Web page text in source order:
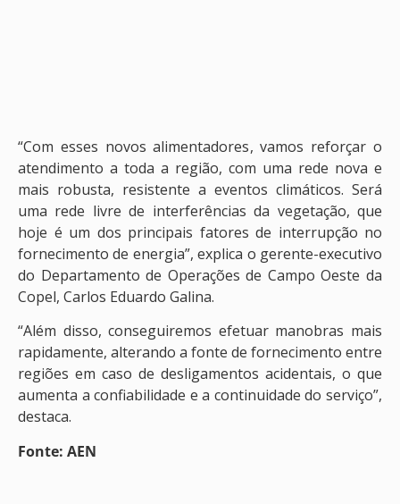
“Com esses novos alimentadores, vamos reforçar o
atendimento a toda a região, com uma rede nova e
mais robusta, resistente a eventos climáticos. Será
uma rede livre de interferências da vegetação, que
hoje é um dos principais fatores de interrupção no
fornecimento de energia”, explica o gerente-executivo
do Departamento de Operações de Campo Oeste da
Copel, Carlos Eduardo Galina.
“Além disso, conseguiremos efetuar manobras mais
rapidamente, alterando a fonte de fornecimento entre
regiões em caso de desligamentos acidentais, o que
aumenta a confiabilidade e a continuidade do serviço”,
destaca.
Fonte: AEN